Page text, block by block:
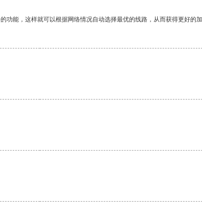
能，这样就可以根据网络情况自动选择最优的线路，从而获得更好的加